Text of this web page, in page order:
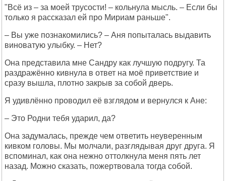
"Всё из – за моей трусости! – кольнула мысль. – Если бы
только я рассказал ей про Мириам раньше".
– Вы уже познакомились? – Аня попыталась выдавить
виноватую улыбку. – Нет?
Она представила мне Сандру как лучшую подругу. Та
раздражённо кивнула в ответ на моё приветствие и
сразу вышла, плотно закрыв за собой дверь.
Я удивлённо проводил её взглядом и вернулся к Ане:
– Это Родни тебя ударил, да?
Она задумалась, прежде чем ответить неуверенным
кивком головы. Мы молчали, разглядывая друг друга. Я
вспоминал, как она нежно оттолкнула меня пять лет
назад. Можно сказать, пожертвовала тогда собой.